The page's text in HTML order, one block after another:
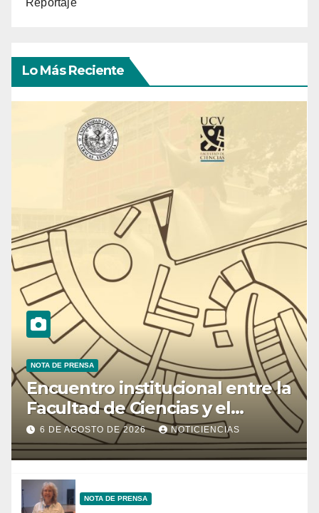
Reportaje
Lo Más Reciente
NOTA DE PRENSA
Encuentro institucional entre la
Facultad de Ciencias y el
Ministerio de Ciencia y
Tecnología
6 DE AGOSTO DE 2026 NOTICIENCIAS
NOTA DE PRENSA